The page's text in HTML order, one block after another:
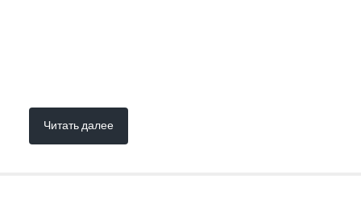
Читать далее